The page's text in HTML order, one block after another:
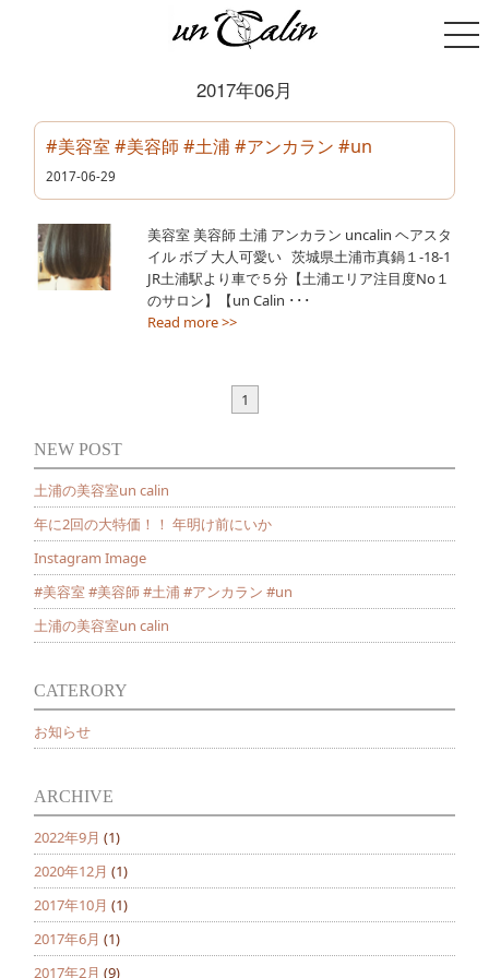
2017年06月
#美容室 #美容師 #土浦 #アンカラン #un
2017-06-29
美容室 美容師 土浦 アンカラン uncalin ヘアスタ
イル ボブ 大人可愛い 茨城県土浦市真鍋１-18-1
JR土浦駅より車で５分【土浦エリア注目度No１
のサロン】【un Calin ･･･
Read more >>
1
NEW POST
土浦の美容室un calin
年に2回の大特価！！ 年明け前にいか
Instagram Image
#美容室 #美容師 #土浦 #アンカラン #un
土浦の美容室un calin
CATERORY
お知らせ
ARCHIVE
2022年9月 (1)
2020年12月 (1)
2017年10月 (1)
2017年6月 (1)
2017年2月 (9)